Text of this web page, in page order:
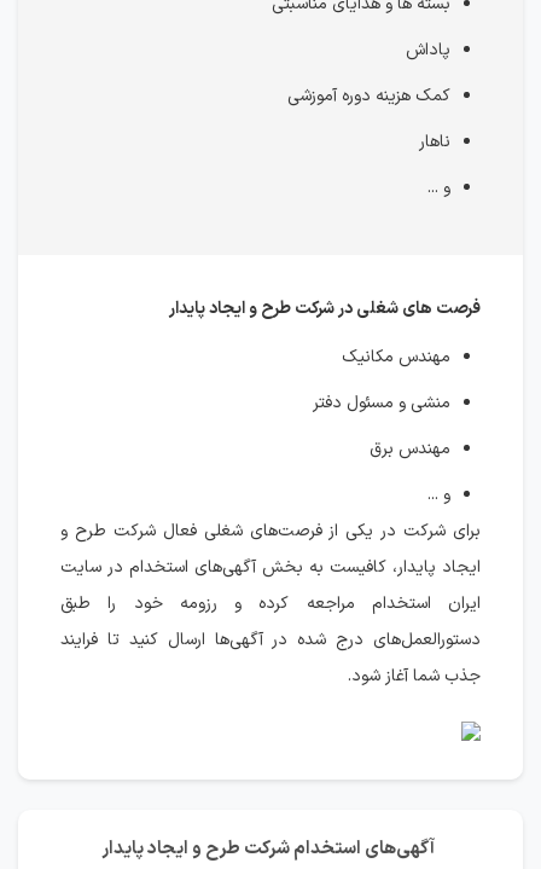
پاداش
کمک هزینه دوره آموزشی
ناهار
و ...
فرصت های شغلی در شرکت طرح و ایجاد پایدار
مهندس مکانیک
منشی و مسئول دفتر
مهندس برق
و ...
برای شرکت در یکی از فرصت‌های شغلی فعال شرکت طرح و
ایجاد پایدار، کافیست به بخش آگهی‌های استخدام در سایت
ایران استخدام مراجعه کرده و رزومه خود را طبق
دستورالعمل‌های درج شده در آگهی‌ها ارسال کنید تا فرایند
جذب شما آغاز شود.
آگهی‌های استخدام شرکت طرح و ایجاد پایدار